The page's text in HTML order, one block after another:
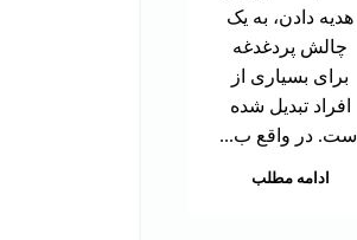
هدیه دادن، به یک
چالش پردغدغه
برای بسیاری از
افراد تبدیل شده
است. در واقع ب...
ادامه مطلب